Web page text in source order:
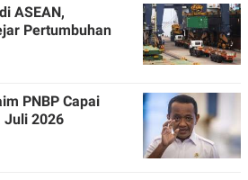
ASEAN,
Pertumbuhan
PNBP Capai
Juli 2026